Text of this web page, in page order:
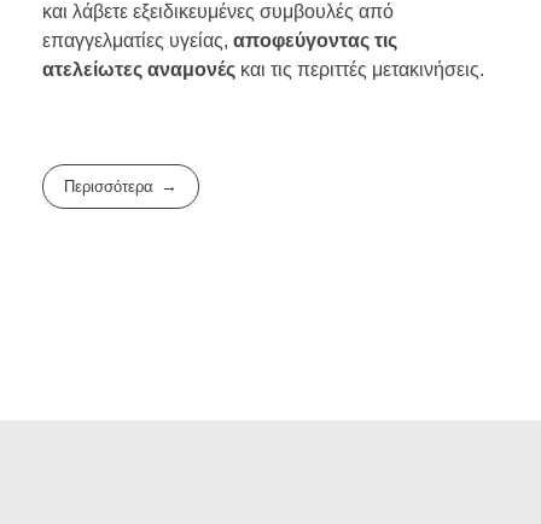
και λάβετε εξειδικευμένες συμβουλές από
επαγγελματίες υγείας, αποφεύγοντας τις
ατελείωτες αναμονές και τις περιττές μετακινήσεις.
Περισσότερα